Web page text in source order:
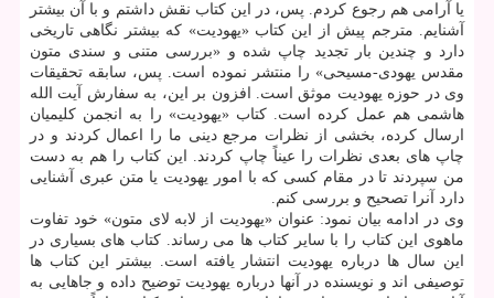
یا آرامی هم رجوع كردم. پس، در این كتاب نقش داشتم و با آن بیشتر
آشنایم. مترجم پیش از این كتاب «یهودیت» كه بیشتر نگاهی تاریخی
دارد و چندین بار تجدید چاپ شده و «بررسی متنی و سندی متون
مقدس یهودی-مسیحی» را منتشر نموده است. پس، سابقه تحقیقات
وی در حوزه یهودیت موثق است. افزون بر این، به سفارش آیت الله
هاشمی هم عمل كرده است. كتاب «یهودیت» را به انجمن كلیمیان
ارسال كرده، بخشی از نظرات مرجع دینی ما را اعمال كردند و در
چاپ های بعدی نظرات را عیناً چاپ كردند. این كتاب را هم به دست
من سپردند تا در مقام كسی كه با امور یهودیت یا متن عبری آشنایی
دارد آنرا تصحیح و بررسی كنم.
وی در ادامه بیان نمود: عنوان «یهودیت از لابه لای متون» خود تفاوت
ماهوی این كتاب را با سایر كتاب ها می رساند. كتاب های بسیاری در
این سال ها درباره یهودیت انتشار یافته است. بیشتر این كتاب ها
توصیفی اند و نویسنده در آنها درباره یهودیت توضیح داده و جاهایی به